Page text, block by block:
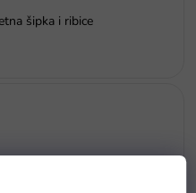
šipka i ribice